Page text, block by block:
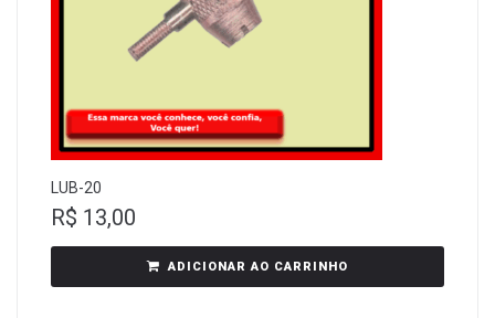
LUB-20
R$ 13,00
ADICIONAR AO CARRINHO